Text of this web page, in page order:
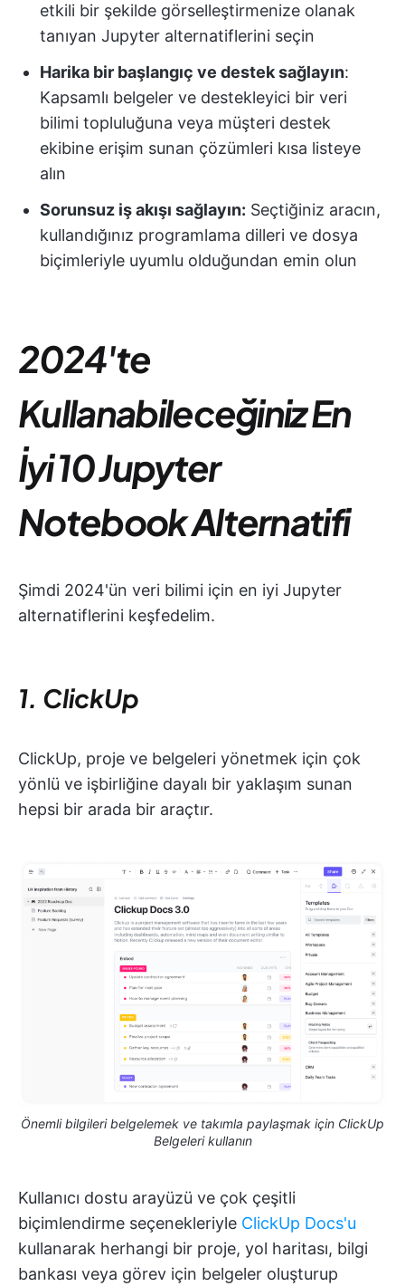
etkili bir şekilde görselleştirmenize olanak
tanıyan Jupyter alternatiflerini seçin
Harika bir başlangıç ve destek sağlayın:
Kapsamlı belgeler ve destekleyici bir veri
bilimi topluluğuna veya müşteri destek
ekibine erişim sunan çözümleri kısa listeye
alın
Sorunsuz iş akışı sağlayın: Seçtiğiniz aracın,
kullandığınız programlama dilleri ve dosya
biçimleriyle uyumlu olduğundan emin olun
2024'te
Kullanabileceğiniz En
İyi 10 Jupyter
Notebook Alternatifi
Şimdi 2024'ün veri bilimi için en iyi Jupyter
alternatiflerini keşfedelim.
1. ClickUp
ClickUp, proje ve belgeleri yönetmek için çok
yönlü ve işbirliğine dayalı bir yaklaşım sunan
hepsi bir arada bir araçtır.
Önemli bilgileri belgelemek ve takımla paylaşmak için ClickUp
Belgeleri kullanın
Kullanıcı dostu arayüzü ve çok çeşitli
biçimlendirme seçenekleriyle ClickUp Docs'u
kullanarak herhangi bir proje, yol haritası, bilgi
bankası veya görev için belgeler oluşturup